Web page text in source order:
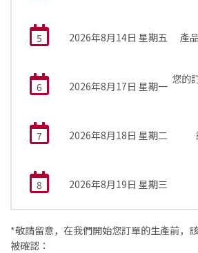
5 2026年8月14日 星期五 產
6 2026年8月17日 星期一
您的
7 2026年8月18日 星期二
8 2026年8月19日 星期三
*敬請留意，在我們開始您訂單的生產前，
被確認：